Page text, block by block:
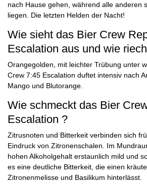
nach Hause gehen, während alle anderen
liegen. Die letzten Helden der Nacht!
Wie sieht das Bier Crew
Escalation aus und wie
Orangegolden, mit leichter Trübung unter
Crew 7:45 Escalation duftet intensiv nach
Mango und Blutorange.
Wie schmeckt das Bier
Escalation ?
Zitrusnoten und Bitterkeit verbinden sich
Eindruck von Zitronenschalen. Im
hohen Alkoholgehalt erstaunlich mild und
es eine deutliche Bitterkeit, die einen
Zitronenmelisse und Basilikum hinterlässt.